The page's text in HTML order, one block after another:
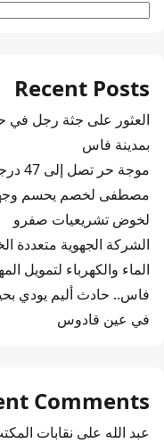
Recent Posts
العثور على جثة رجل في
بمدينة فاس
موجة حر تصل إلى 47 درجة من الخميس حتى السبت
مصطفى لخصم يحسم
لخوض تشريعيات صفرو
الشركة الجهوية متعددة
الماء والكهرباء لتمويل
فاس.. حادث أليم يودي
في عين قادوس
Comments
عبد الله على نقابات